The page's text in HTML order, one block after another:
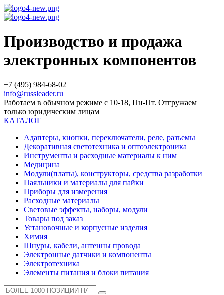
Производство и продажа
электронных компонентов
+7 (495) 984-68-02
info@russleader.ru
Работаем в обычном режиме с 10-18, Пн-Пт. Отгружаем
только юридическим лицам
КАТАЛОГ
Адаптеры, кнопки, переключатели, реле, разъемы
Декоративная светотехника и оптоэлектроника
Инструменты и расходные материалы к ним
Медицина
Модули(платы), конструкторы, средства разработки
Паяльники и материалы для пайки
Приборы для измерения
Расходные материалы
Световые эффекты, наборы, модули
Товары под заказ
Установочные и корпусные изделия
Химия
Шнуры, кабели, антенны провода
Электронные датчики и компоненты
Электротехника
Элементы питания и блоки питания